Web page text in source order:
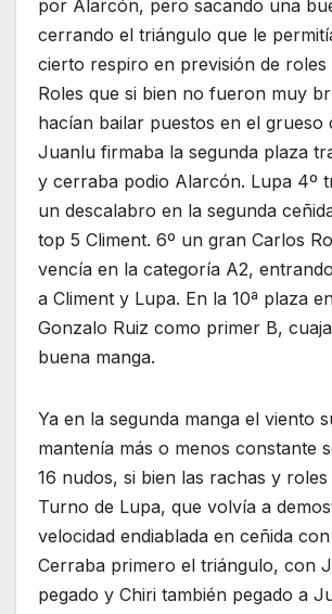
por Alarcón, pero sacando una
cerrando el triángulo que le
cierto respiro en previsión de roles
Roles que si bien no fueron muy
hacían bailar puestos en el grueso
Juanlu firmaba la segunda plaza
y cerraba podio Alarcón. Lupa 4º
un descalabro en la segunda
top 5 Climent. 6º un gran Carlos
vencía en la categoría A2,
a Climent y Lupa. En la 10ª plaza
Gonzalo Ruiz como primer B,
buena manga.
Ya en la segunda manga el viento
mantenía más o menos constante
16 nudos, si bien las rachas y
Turno de Lupa, que volvía a
velocidad endiablada en ceñida
Cerraba primero el triángulo, con
pegado y Chiri también pegado a